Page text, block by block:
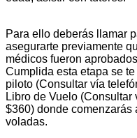
Para ello deberás llamar
asegurarte previamente
médicos fueron
Cumplida esta etapa se
piloto (Consultar vía
Libro de Vuelo
$360) donde comenzarás
voladas.